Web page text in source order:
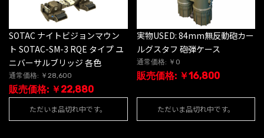
SOTAC ナイトビジョンマウン
ト SOTAC-SM-3 RQE タイプ ユ
ニバーサルブリッジ 各色
通常価格: ￥28,600
販売価格: ￥22,880
ただいま品切れ中です。
実物USED: 84mm無反動砲カー
ルグスタフ 砲弾ケース
通常価格: ￥0
販売価格: ￥16,800
ただいま品切れ中です。